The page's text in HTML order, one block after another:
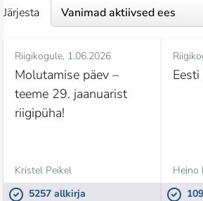
Järjesta
Riigikogule 1.06.2026
Molutamise päev –
teeme 29. jaanuarist
riigipüha!
Kristel Peikel
5257 allkirja
Heino